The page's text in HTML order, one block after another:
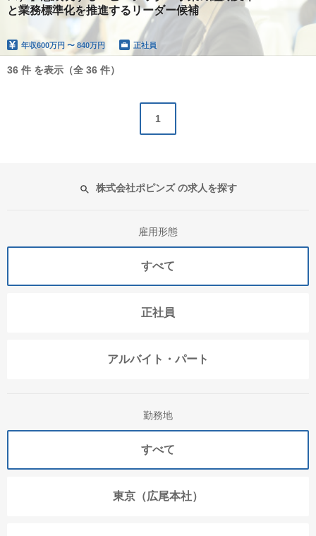
と業務標準化を推進するリーダー候補
年収600万円 〜 840万円 正社員
36 件 を表示（全 36 件）
1
株式会社ポピンズ の求人を探す
雇用形態
すべて
正社員
アルバイト・パート
勤務地
すべて
東京（広尾本社）